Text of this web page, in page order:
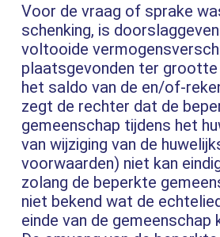
Voor de vraag of sprake
schenking, is
voltooide
plaatsgevonden ter grootte
het saldo van de en/of-
zegt de rechter dat de
gemeenschap tijdens het
van wijziging van de
voorwaarden) niet kan
zolang de beperkte
niet bekend wat de
einde van de gemeenschap